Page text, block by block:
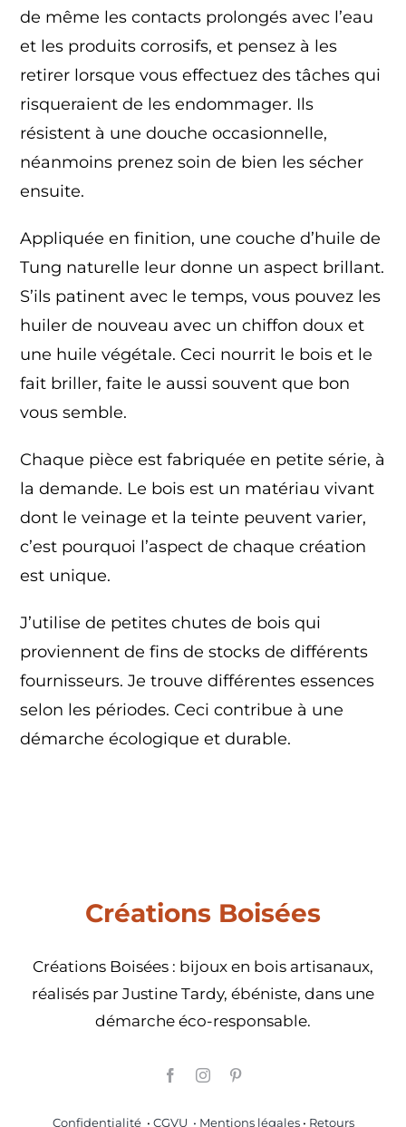
de même les contacts prolongés avec l’eau
et les produits corrosifs, et pensez à les
retirer lorsque vous effectuez des tâches qui
risqueraient de les endommager. Ils
résistent à une douche occasionnelle,
néanmoins prenez soin de bien les sécher
ensuite.
Appliquée en finition, une couche d’huile de
Tung naturelle leur donne un aspect brillant.
S’ils patinent avec le temps, vous pouvez les
huiler de nouveau avec un chiffon doux et
une huile végétale. Ceci nourrit le bois et le
fait briller, faite le aussi souvent que bon
vous semble.
Chaque pièce est fabriquée en petite série, à
la demande. Le bois est un matériau vivant
dont le veinage et la teinte peuvent varier,
c’est pourquoi l’aspect de chaque création
est unique.
J’utilise de petites chutes de bois qui
proviennent de fins de stocks de différents
fournisseurs. Je trouve différentes essences
selon les périodes. Ceci contribue à une
démarche écologique et durable.
Créations Boisées
Créations Boisées : bijoux en bois artisanaux,
réalisés par Justine Tardy, ébéniste, dans une
démarche éco-responsable.
Confidentialité • CGVU • Mentions légales• Retours